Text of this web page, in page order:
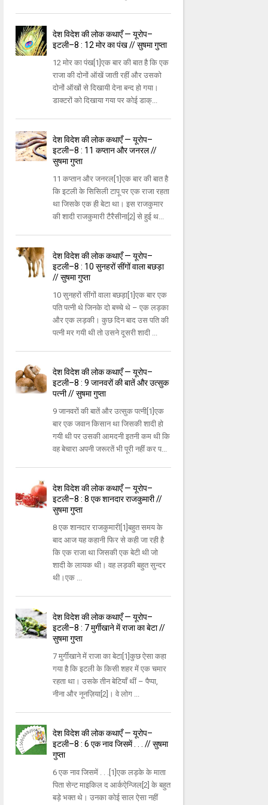
देश विदेश की लोक कथाएँ — यूरोप–
इटली–8 : 12 मोर का पंख // सुषमा गुप्ता
12 मोर का पंख[1]एक बार की बात है कि एक
राजा की दोनों ऑखें जाती रहीं और उसको
दोनों ऑखों से दिखायी देना बन्द हो गया।
डाक्टरों को दिखाया गया पर कोई डाक्...
देश विदेश की लोक कथाएँ — यूरोप–
इटली–8 : 11 कप्तान और जनरल //
सुषमा गुप्ता
11 कप्तान और जनरल[1]एक बार की बात है
कि इटली के सिसिली टापू पर एक राजा रहता
था जिसके एक ही बेटा था। इस राजकुमार
की शादी राजकुमारी टैरैसीना[2] से हुई थ...
देश विदेश की लोक कथाएँ — यूरोप–
इटली–8 : 10 सुनहरों सींगों वाला बछड़ा
// सुषमा गुप्ता
10 सुनहरों सींगों वाला बछड़ा[1]एक बार एक
पति पत्नी थे जिनके दो बच्चे थे – एक लड़का
और एक लड़की। कुछ दिन बाद उस पति की
पत्नी मर गयी थी तो उसने दूसरी शादी ...
देश विदेश की लोक कथाएँ — यूरोप–
इटली–8 : 9 जानवरों की बातें और उत्सुक
पत्नी // सुषमा गुप्ता
9 जानवरों की बातें और उत्सुक पत्नी[1]एक
बार एक जवान किसान था जिसकी शादी हो
गयी थी पर उसकी आमदनी इतनी कम थी कि
वह बेचारा अपनी जरूरतें भी पूरी नहीं कर प...
देश विदेश की लोक कथाएँ — यूरोप–
इटली–8 : 8 एक शानदार राजकुमारी //
सुषमा गुप्ता
8 एक शानदार राजकुमारी[1]बहुत समय के
बाद आज यह कहानी फिर से कही जा रही है
कि एक राजा था जिसकी एक बेटी थी जो
शादी के लायक थी। वह लड़की बहुत सुन्दर
थी।एक ...
देश विदेश की लोक कथाएँ — यूरोप–
इटली–8 : 7 मुर्गीखाने में राजा का बेटा //
सुषमा गुप्ता
7 मुर्गीखाने में राजा का बेटा[1]कुछ ऐसा कहा
गया है कि इटली के किसी शहर में एक चमार
रहता था। उसके तीन बेटियाँ थीं – पैप्पा,
नीना और नूनज़िया[2]। वे लोग ...
देश विदेश की लोक कथाएँ — यूरोप–
इटली–8 : 6 एक नाव जिसमें . . . // सुषमा
गुप्ता
6 एक नाव जिसमें . . .[1]एक लड़के के माता
पिता सेन्ट माइकिल द आर्कऐन्जिल[2] के बहुत
बड़े भक्त थे। उनका कोई साल ऐसा नहीं